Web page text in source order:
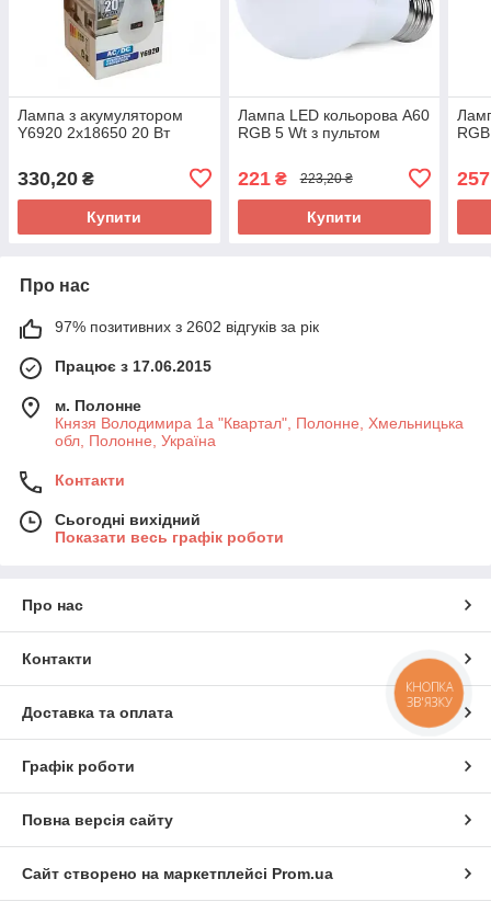
Лампа з акумулятором
Y6920 2x18650 20 Вт
330,20 ₴
Купити
Лампа LED кольорова A60
RGB 5 Wt з пультом
221₴ 223,20 ₴
Купити
Про нас
97% позитивних з 2602 відгуків за рік
Працює з 17.06.2015
м. Полонне
Князя Володимира 1а "Квартал", Полонне, Хмельницька
обл, Полонне, Україна
Контакти
Сьогодні вихідний
Показати весь графік роботи
Про нас
Контакти
Доставка та оплата
Графік роботи
Повна версія сайту
Сайт створено на маркетплейсі Prom.ua
КНОПКА
ЗВ'ЯЗКУ